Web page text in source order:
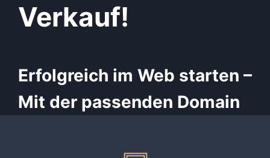
Verkauf!
Erfolgreich im Web starten –
Mit der passenden Domain